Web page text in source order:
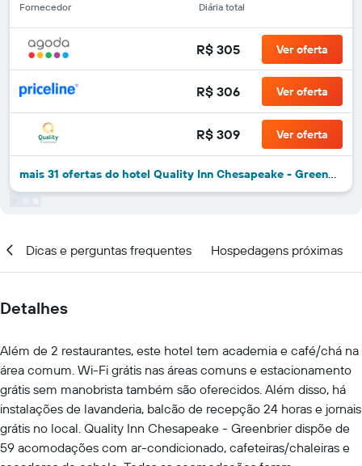
Fornecedor Diária total
R$ 305 Ver oferta
R$ 306 Ver oferta
R$ 309 Ver oferta
mais 31 ofertas do hotel Quality Inn Chesapeake - Greenbrier
Dicas e perguntas frequentes Hospedagens próximas
Detalhes
Além de 2 restaurantes, este hotel tem academia e café/chá na
área comum. Wi-Fi grátis nas áreas comuns e estacionamento
grátis sem manobrista também são oferecidos. Além disso, há
instalações de lavanderia, balcão de recepção 24 horas e jornais
grátis no local. Quality Inn Chesapeake - Greenbrier dispõe de
59 acomodações com ar-condicionado, cafeteiras/chaleiras e